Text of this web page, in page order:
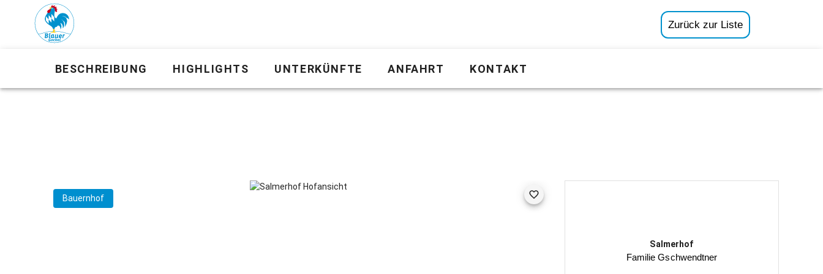
Zurück zur Liste
BESCHREIBUNG HIGHLIGHTS UNTERKÜNFTE ANFAHRT KONTAKT
Salmerhof
Familie Gschwendtner
Bauernhof